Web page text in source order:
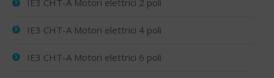
IE3 CHT-A Motori elettrici 2 poli
IE3 CHT-A Motori elettrici 4 poli
IE3 CHT-A Motori elettrici 6 poli